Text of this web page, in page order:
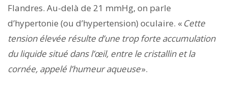
Flandres. Au-delà de 21 mmHg, on parle
d’hypertonie (ou d’hypertension) oculaire. « Cette
tension élevée résulte d’une trop forte accumulation
du liquide situé dans l’œil, entre le cristallin et la
cornée, appelé l’humeur aqueuse».